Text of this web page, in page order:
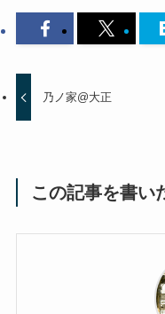
乃ノ家@大正
この記事を書い